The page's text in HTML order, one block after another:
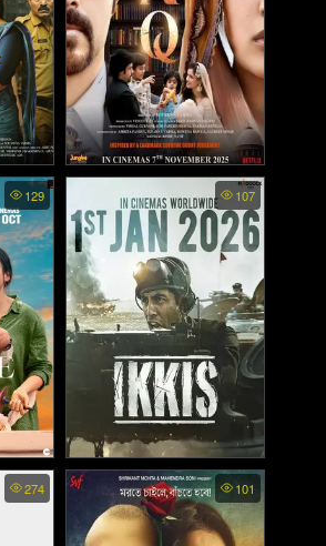
Haq (2025)
129 107
Ikkis (2026)
274 101